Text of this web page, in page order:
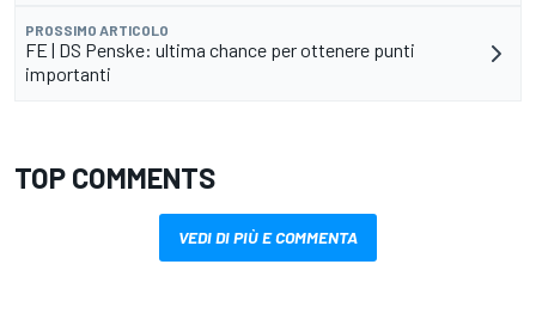
PROSSIMO ARTICOLO
FE | DS Penske: ultima chance per ottenere punti
importanti
TOP COMMENTS
VEDI DI PIÙ E COMMENTA